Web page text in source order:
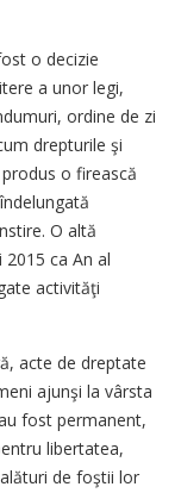
o decizie
a unor legi,
ordine de zi
drepturile şi
o firească
O altă
ca An al
activităţi
acte de dreptate
ajunşi la vârsta
fost permanent,
libertatea,
de foştii lor